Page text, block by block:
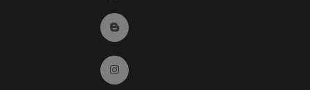
Ir al Blog (abre en ventana nueva)
Ir a Instagram (abre en ventana nueva)